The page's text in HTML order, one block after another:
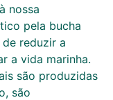
nossa
pela bucha
reduzir a
a vida marinha.
são produzidas
são